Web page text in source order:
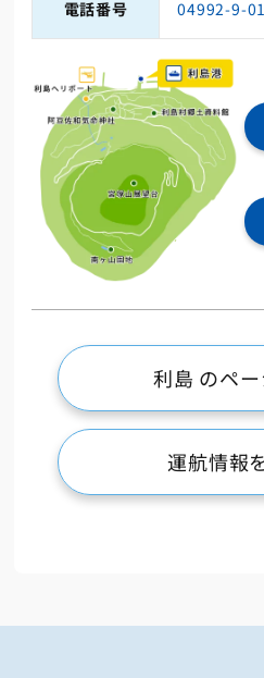
電話番号 04992-9-
利島 のペ
運航情報